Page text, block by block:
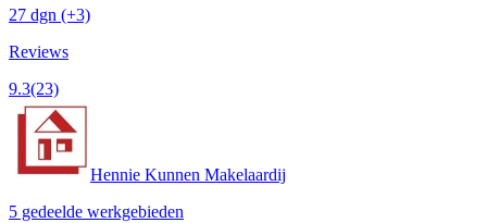
27 dgn (+3)
Reviews
9.3(23)
Hennie Kunnen Makelaardij
5 gedeelde werkgebieden